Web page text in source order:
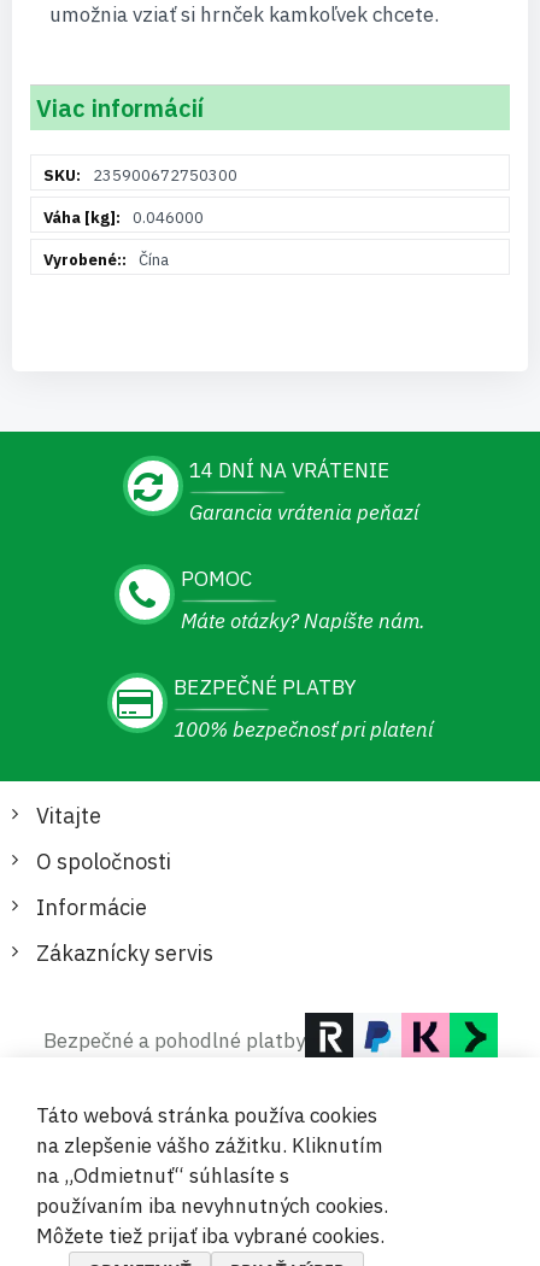
umožnia vziať si hrnček kamkoľvek chcete.
Viac informácií
informácií235900672750300
0.046000
Čína
14 DNÍ NA VRÁTENIE
Garancia vrátenia peňazí
POMOC
Máte otázky? Napíšte nám.
BEZPEČNÉ PLATBY
100% bezpečnosť pri platení
Vitajte
O spoločnosti
Informácie
Zákaznícky servis
Bezpečné a pohodlné platby
© 2019-2026 Megamix s.r.o.
Táto webová stránka používa cookies
na zlepšenie vášho zážitku. Kliknutím
na „Odmietnuť“ súhlasíte s
používaním iba nevyhnutných cookies.
Môžete tiež prijať iba vybrané cookies.